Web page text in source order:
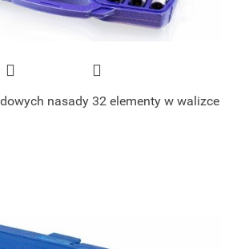
nasady 32 elementy w walizce